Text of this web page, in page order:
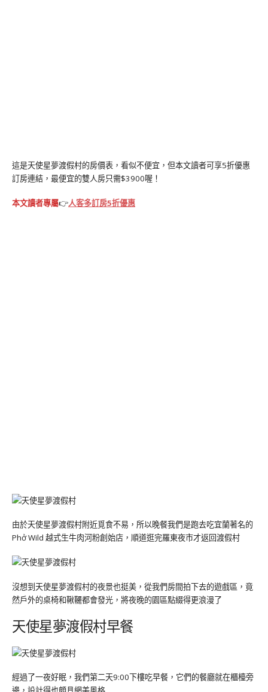
這是天使星夢渡假村的房價表，看似不便宜，但本文讀者可享5折優惠
訂房連結，最便宜的雙人房只需$3900喔！
本文讀者專屬👉人客多訂房5折優惠
由於天使星夢渡假村附近覓食不易，所以晚餐我們是跑去吃宜蘭著名的
Phở Wild 越式生牛肉河粉創始店，順道逛完羅東夜市才返回渡假村
沒想到天使星夢渡假村的夜景也挺美，從我們房間拍下去的遊戲區，竟
然戶外的桌椅和鞦韆都會發光，將夜晚的園區點綴得更浪漫了
天使星夢渡假村早餐
經過了一夜好眠，我們第二天9:00下樓吃早餐，它們的餐廳就在櫃檯旁